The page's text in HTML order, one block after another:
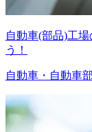
自動車(部品)工
う！
自動車・自動車